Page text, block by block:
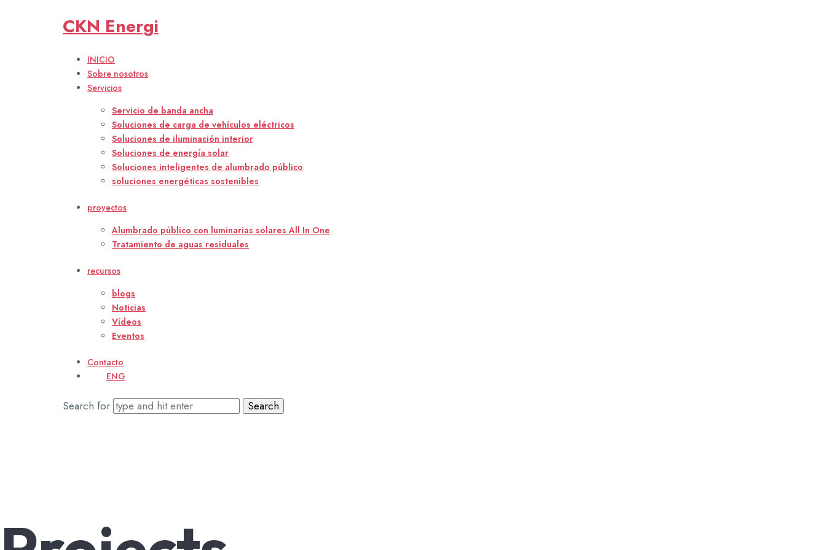
CKN
Energi
CKN Energi
INICIO
Sobre nosotros
Servicios
Servicio de banda ancha
Soluciones de carga de vehículos eléctricos
Soluciones de iluminación interior
Soluciones de energía solar
Soluciones inteligentes de alumbrado público
soluciones energéticas sostenibles
proyectos
Alumbrado público con luminarias solares All In One
Tratamiento de aguas residuales
recursos
blogs
Noticias
Vídeos
Eventos
Contacto
ENG
Search for